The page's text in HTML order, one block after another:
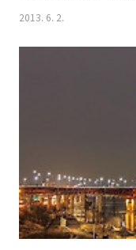
이 나지 않았다.한가지 나
2013. 6. 2.